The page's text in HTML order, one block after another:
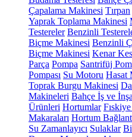
Çapalama Makinesi Tırpan
Yaprak Toplama Makinesi
Testereler Benzinli
Biçme Makinesi Benzinli
Biçme Makinesi Kenar
Parça Pompa Santrifüj
Pompası Su Motoru Hasat
Toprak Burgu Makinesi
Makineleri Bahçe İş ve
Ürünleri Hortumlar
Makaraları Hortum
Su Zamanlayıcı Sulaklar